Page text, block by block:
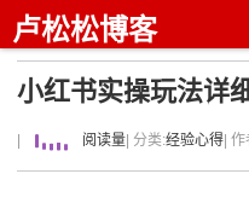
卢松松博客
小红书实操玩法详
阅读量 | 分类:经验心得 |